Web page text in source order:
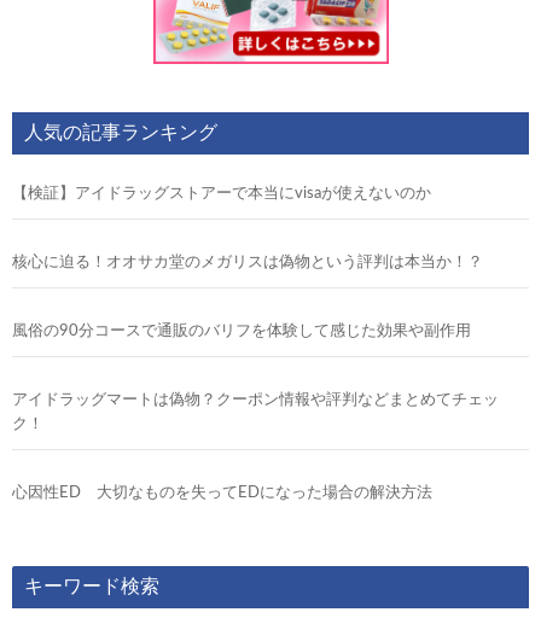
人気の記事ランキング
【検証】アイドラッグストアーで本当にvisaが使えないのか
核心に迫る！オオサカ堂のメガリスは偽物という評判は本当か！？
風俗の90分コースで通販のバリフを体験して感じた効果や副作用
アイドラッグマートは偽物？クーポン情報や評判などまとめてチェッ
ク！
心因性ED 大切なものを失ってEDになった場合の解決方法
キーワード検索